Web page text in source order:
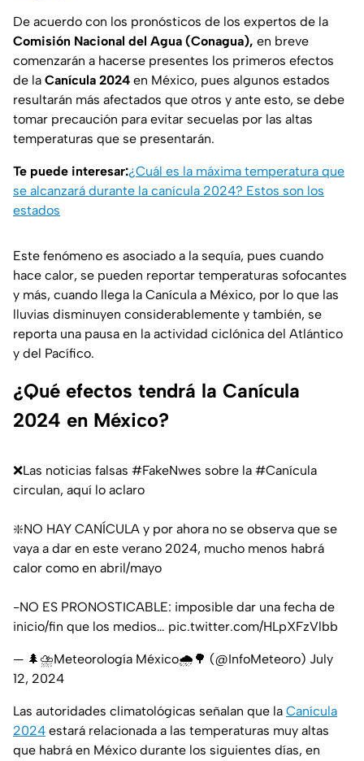
De acuerdo con los pronósticos de los expertos de la
Comisión Nacional del Agua (Conagua), en breve
comenzarán a hacerse presentes los primeros efectos
de la Canícula 2024 en México, pues algunos estados
resultarán más afectados que otros y ante esto, se debe
tomar precaución para evitar secuelas por las altas
temperaturas que se presentarán.
Te puede interesar:¿Cuál es la máxima temperatura que
se alcanzará durante la canícula 2024? Estos son los
estados
Este fenómeno es asociado a la sequía, pues cuando
hace calor, se pueden reportar temperaturas sofocantes
y más, cuando llega la Canícula a México, por lo que las
lluvias disminuyen considerablemente y también, se
reporta una pausa en la actividad ciclónica del Atlántico
y del Pacífico.
¿Qué efectos tendrá la Canícula
2024 en México?
❌Las noticias falsas #FakeNwes sobre la #Canícula
circulan, aquí lo aclaro
❇️NO HAY CANÍCULA y por ahora no se observa que se
vaya a dar en este verano 2024, mucho menos habrá
calor como en abril/mayo
-NO ES PRONOSTICABLE: imposible dar una fecha de
inicio/fin que los medios… pic.twitter.com/HLpXFzVlbb
— 🌲⛈️Meteorología México🌧️🌳 (@InfoMeteoro) July
12, 2024
Las autoridades climatológicas señalan que la Canícula
2024 estará relacionada a las temperaturas muy altas
que habrá en México durante los siguientes días, en